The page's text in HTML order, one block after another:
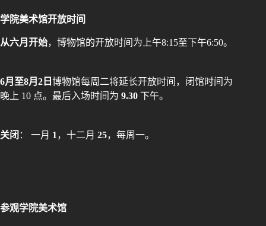
学院美术馆开放时间
从六月开始，博物馆的开放时间为上午8:15至下午6:50。
6月至8月2日 博物馆每周二将延长开放时间，闭馆时间为
晚上 10 点。最后入场时间为 9.30 下午。
关闭 ： 一月 1 ，十二月 25，每周一。
参观学院美术馆